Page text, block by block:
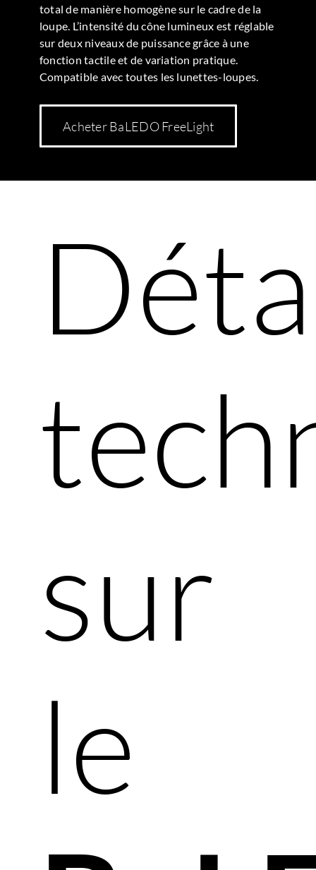
total de manière homogène sur le cadre de la
loupe. L’intensité du cône lumineux est réglable
sur deux niveaux de puissance grâce à une
fonction tactile et de variation pratique.
Compatible avec toutes les lunettes-loupes.
Acheter BaLEDO FreeLight
sur
le